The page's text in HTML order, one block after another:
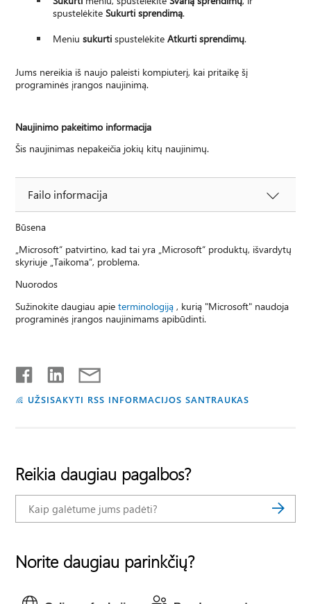
spustelėkiteSukurti sprendimą.
Meniusukurti spustelėkiteAtkurti sprendimų.
Jums nereikia iš naujo paleisti kompiuterį, kai pritaikę šį
programinės įrangos naujinimą.
Naujinimo pakeitimo informacija
Šis naujinimas nepakeičia jokių kitų naujinimų.
Failo informacija
Būsena
„Microsoft“ patvirtino, kad tai yra „Microsoft“ produktų, išvardytų
skyriuje „Taikoma“, problema.
Nuorodos
Sužinokite daugiau apieterminologiją , kurią "Microsoft" naudoja
programinės įrangos naujinimams apibūdinti.
UŽSISAKYTI RSS INFORMACIJOS SANTRAUKAS
Reikia daugiau pagalbos?
Norite daugiau parinkčių?